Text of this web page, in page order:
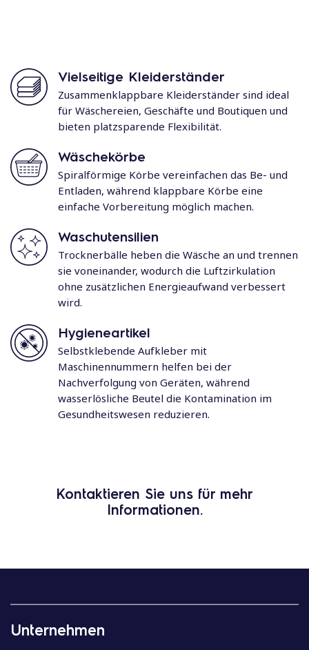
Vielseitige Kleiderständer
Zusammenklappbare Kleiderständer sind ideal
für Wäschereien, Geschäfte und Boutiquen und
bieten platzsparende Flexibilität.
Wäschekörbe
Spiralförmige Körbe vereinfachen das Be- und
Entladen, während klappbare Körbe eine
einfache Vorbereitung möglich machen.
Waschutensilien
Trocknerbälle heben die Wäsche an und trennen
sie voneinander, wodurch die Luftzirkulation
ohne zusätzlichen Energieaufwand verbessert
wird.
Hygieneartikel
Selbstklebende Aufkleber mit
Maschinennummern helfen bei der
Nachverfolgung von Geräten, während
wasserlösliche Beutel die Kontamination im
Gesundheitswesen reduzieren.
Kontaktieren Sie uns für mehr
Informationen.
Unternehmen